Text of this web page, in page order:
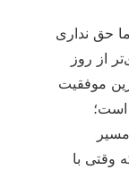
حق نداری
از روز
موفقیت
است؛
وقتی با